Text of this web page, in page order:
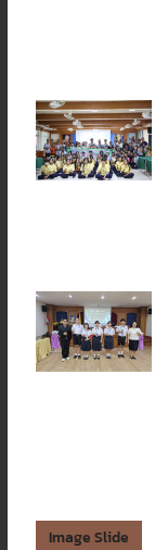
Image Slide